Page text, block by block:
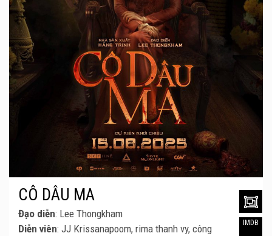
CÔ DÂU MA
Đạo diễn: Lee Thongkham
Diễn viên: JJ Krissanapoom, rima thanh vy, công
IMDB